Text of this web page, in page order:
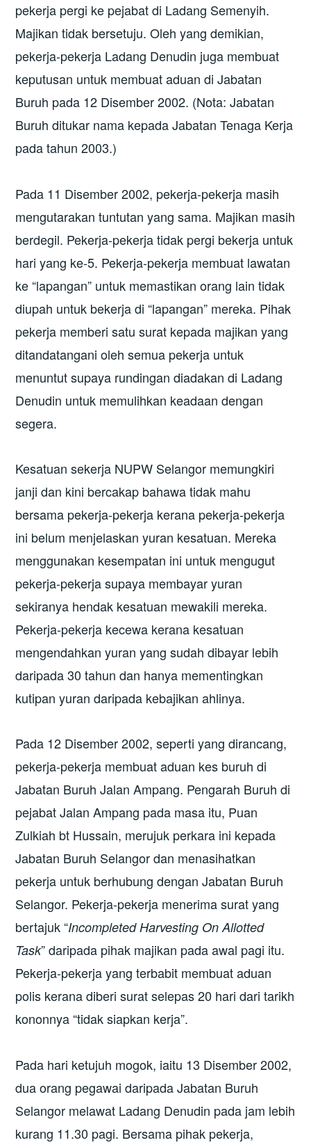
pekerja pergi ke pejabat di Ladang Semenyih.
Majikan tidak bersetuju. Oleh yang demikian,
pekerja-pekerja Ladang Denudin juga membuat
keputusan untuk membuat aduan di Jabatan
Buruh pada 12 Disember 2002. (Nota: Jabatan
Buruh ditukar nama kepada Jabatan Tenaga Kerja
pada tahun 2003.)
Pada 11 Disember 2002, pekerja-pekerja masih
mengutarakan tuntutan yang sama. Majikan masih
berdegil. Pekerja-pekerja tidak pergi bekerja untuk
hari yang ke-5. Pekerja-pekerja membuat lawatan
ke “lapangan” untuk memastikan orang lain tidak
diupah untuk bekerja di “lapangan” mereka. Pihak
pekerja memberi satu surat kepada majikan yang
ditandatangani oleh semua pekerja untuk
menuntut supaya rundingan diadakan di Ladang
Denudin untuk memulihkan keadaan dengan
segera.
Kesatuan sekerja NUPW Selangor memungkiri
janji dan kini bercakap bahawa tidak mahu
bersama pekerja-pekerja kerana pekerja-pekerja
ini belum menjelaskan yuran kesatuan. Mereka
menggunakan kesempatan ini untuk mengugut
pekerja-pekerja supaya membayar yuran
sekiranya hendak kesatuan mewakili mereka.
Pekerja-pekerja kecewa kerana kesatuan
mengendahkan yuran yang sudah dibayar lebih
daripada 30 tahun dan hanya mementingkan
kutipan yuran daripada kebajikan ahlinya.
Pada 12 Disember 2002, seperti yang dirancang,
pekerja-pekerja membuat aduan kes buruh di
Jabatan Buruh Jalan Ampang. Pengarah Buruh di
pejabat Jalan Ampang pada masa itu, Puan
Zulkiah bt Hussain, merujuk perkara ini kepada
Jabatan Buruh Selangor dan menasihatkan
pekerja untuk berhubung dengan Jabatan Buruh
Selangor. Pekerja-pekerja menerima surat yang
bertajuk “Incompleted Harvesting On Allotted
Task” daripada pihak majikan pada awal pagi itu.
Pekerja-pekerja yang terbabit membuat aduan
polis kerana diberi surat selepas 20 hari dari tarikh
kononnya “tidak siapkan kerja”.
Pada hari ketujuh mogok, iaitu 13 Disember 2002,
dua orang pegawai daripada Jabatan Buruh
Selangor melawat Ladang Denudin pada jam lebih
kurang 11.30 pagi. Bersama pihak pekerja,